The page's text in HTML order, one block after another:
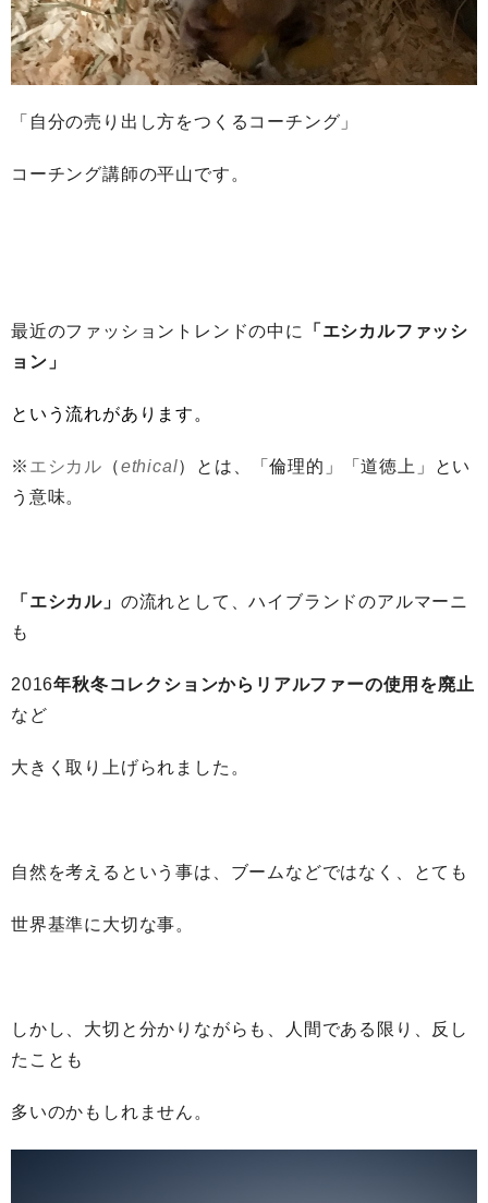
「自分の売り出し方をつくるコーチング」
コーチング講師の平山です。
最近のファッショントレンドの中に
「エシカルファッシ
ョン」
という流れがあります。
※ エシカル （ethical）とは、「倫理的」「道徳上」とい
う意味。
「エシカル」 の流れとして、ハイブランドのアルマーニ
も
2016年秋冬コレクションからリアルファーの使用を廃止
など
大きく取り上げられました。
自然を考えるという事は、ブームなどではなく、とても
世界基準に大切な事。
しかし、大切と分かりながらも、人間である限り、反し
たことも
多いのかもしれません。